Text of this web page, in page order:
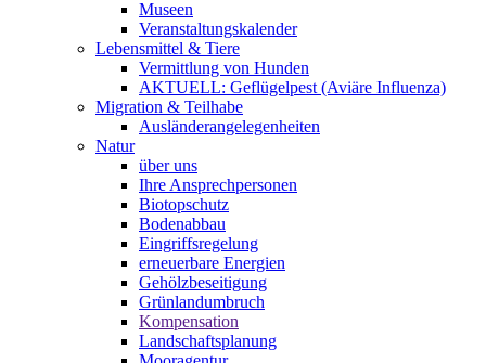
Museen
Veranstaltungskalender
Lebensmittel & Tiere
Vermittlung von Hunden
AKTUELL: Geflügelpest (Aviäre Influenza)
Migration & Teilhabe
Ausländerangelegenheiten
Natur
über uns
Ihre Ansprechpersonen
Biotopschutz
Bodenabbau
Eingriffsregelung
erneuerbare Energien
Gehölzbeseitigung
Grünlandumbruch
Kompensation
Landschaftsplanung